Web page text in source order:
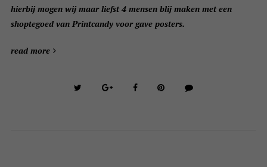
hierbij mogen wij maar liefst 4 mensen blij maken met een
shoptegoed van Printcandy voor gave posters.
read more